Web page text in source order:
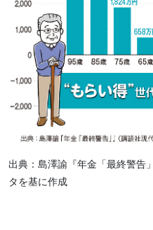
出典：島澤諭『年金「最終警告
タを基に作成